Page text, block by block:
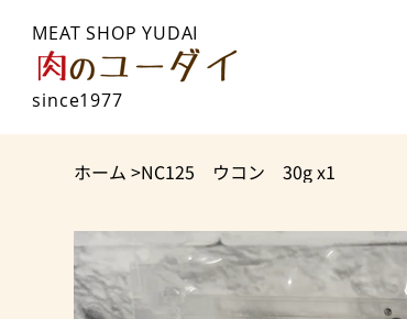
MEAT SHOP YUDAI
since1977
ホーム >NC125 ウコン 30g x1